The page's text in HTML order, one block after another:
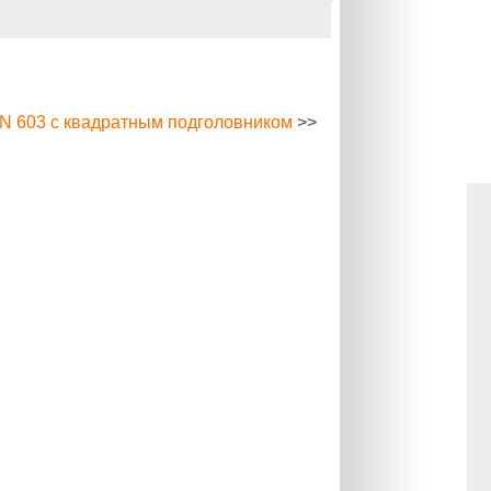
603 с квадратным подголовником >>